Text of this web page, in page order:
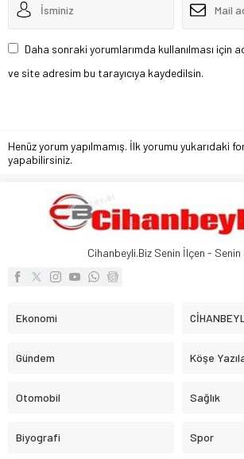
Daha sonraki yorumlarımda kullanılması için
ve site adresim bu tarayıcıya kaydedilsin.
Henüz yorum yapılmamış. İlk yorumu yukarıdaki
yapabilirsiniz.
Cihanbeyli.Biz Senin İlçen -
Ekonomi
Gündem Köşe
Otomobil Sağlık
Biyografi Spor